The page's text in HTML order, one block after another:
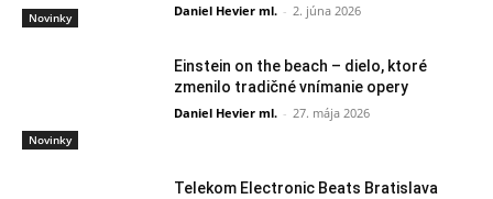
Novinky Daniel Hevier ml. - 2. júna 2026
Novinky
Einstein on the beach – dielo, ktoré
zmenilo tradičné vnímanie opery
Daniel Hevier ml. - 27. mája 2026
Telekom Electronic Beats Bratislava